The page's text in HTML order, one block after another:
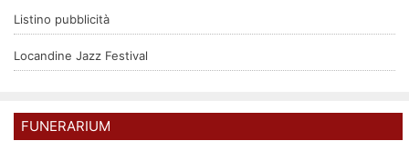
Listino pubblicità
Locandine Jazz Festival
FUNERARIUM